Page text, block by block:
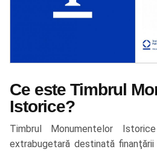
Ce este Timbrul
Istorice?
Timbrul Monumentelor
extrabugetară destinată